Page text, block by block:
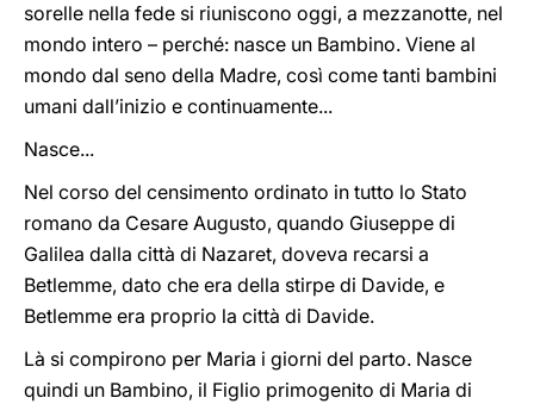
sorelle nella fede si riuniscono oggi, a mezzanotte, nel
mondo intero – perché: nasce un Bambino. Viene al
mondo dal seno della Madre, così come tanti bambini
umani dall’inizio e continuamente...
Nasce...
Nel corso del censimento ordinato in tutto lo Stato
romano da Cesare Augusto, quando Giuseppe di
Galilea dalla città di Nazaret, doveva recarsi a
Betlemme, dato che era della stirpe di Davide, e
Betlemme era proprio la città di Davide.
Là si compirono per Maria i giorni del parto. Nasce
quindi un Bambino, il Figlio primogenito di Maria di